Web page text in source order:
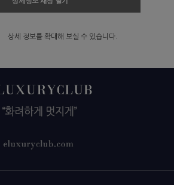
상세 정보를 확대해 보실 수 있습니다.